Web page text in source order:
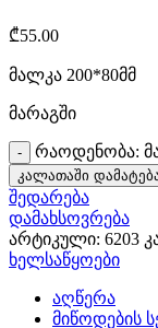
₾55.00
მალკა 200*80მმ
მარაგში
რაოდენობა:
კალათაში
შედარება
დამახსოვრება
არტიკული: 6203
ხელსაწყოები
აღწერა
მიწოდების